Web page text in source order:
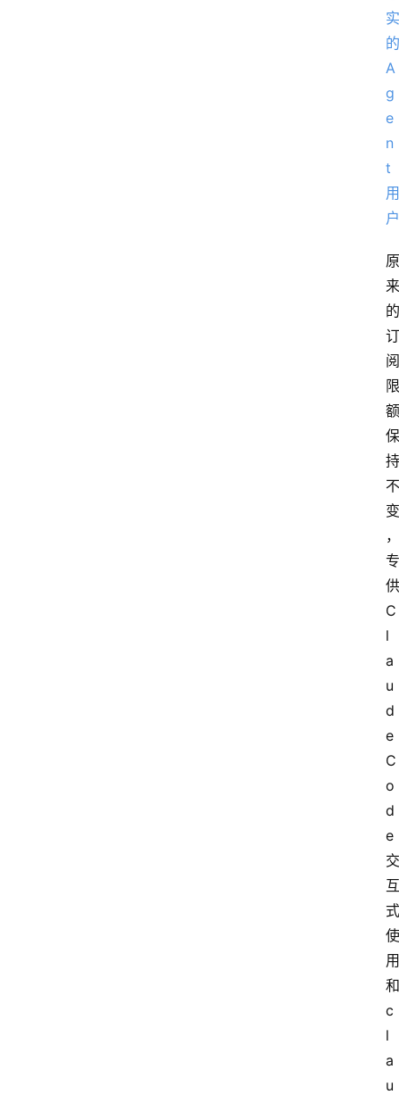
原
来
的
订
阅
限
额
保
持
不
变
，
专
供
C
l
a
u
d
e
C
o
d
e
交
互
式
使
用
和
c
l
a
u